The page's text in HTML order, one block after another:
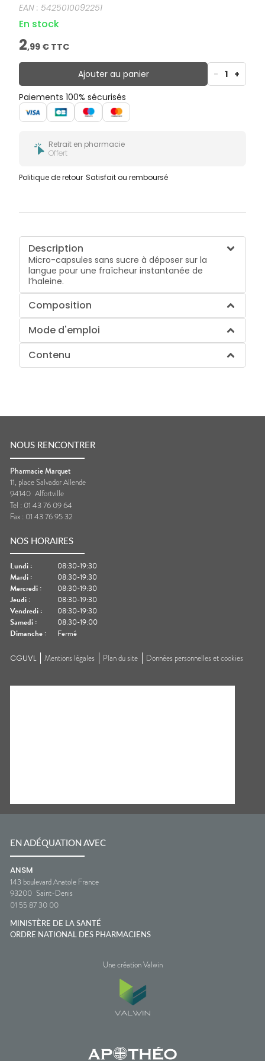
EAN : 5425010092251
En stock
2,99 € TTC
Ajouter au panier - 1 +
Paiements 100% sécurisés
Retrait en pharmacie
Offert
Politique de retour Satisfait ou remboursé
Description
Micro-capsules sans sucre à déposer sur la
langue pour une fraîcheur instantanée de
l’haleine.
Composition
Mode d'emploi
Contenu
NOUS RENCONTRER
Pharmacie Marquet
11, place Salvador Allende
94140 Alfortville
Tel : 01 43 76 09 64
Fax : 01 43 76 95 32
NOS HORAIRES
Lundi :
08:30-19:30
Mardi :
08:30-19:30
Mercredi :
08:30-19:30
Jeudi :
08:30-19:30
Vendredi :
08:30-19:30
Samedi :
08:30-19:00
Dimanche : Fermé
CGUVL Mentions légales Plan du site Données personnelles et cookies
EN ADÉQUATION AVEC
ANSM
143 boulevard Anatole France
93200 Saint-Denis
01 55 87 30 00
MINISTÈRE DE LA SANTÉ
ORDRE NATIONAL DES PHARMACIENS
Une création Valwin